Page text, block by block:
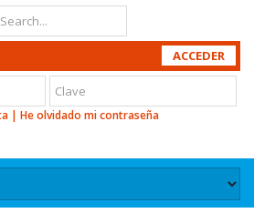
| He olvidado mi contraseña